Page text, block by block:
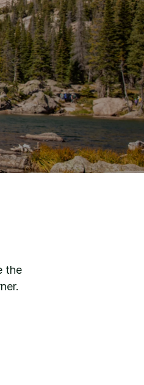
the